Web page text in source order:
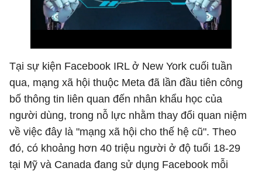
Tại sự kiện Facebook IRL ở New York cuối tuần
qua, mạng xã hội thuộc Meta đã lần đầu tiên công
bố thông tin liên quan đến nhân khẩu học của
người dùng, trong nỗ lực nhằm thay đổi quan niệm
về việc đây là "mạng xã hội cho thế hệ cũ". Theo
đó, có khoảng hơn 40 triệu người ở độ tuổi 18-29
tại Mỹ và Canada đang sử dụng Facebook mỗi